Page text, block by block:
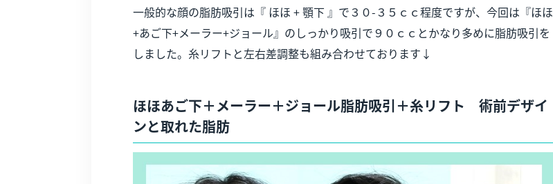
一般的な顔の脂肪吸引は『 ほほ + 顎下 』で３０-３５ｃｃ程度ですが、今回は『ほほ
+あご下+メーラー+ジョール』のしっかり吸引で９０ｃｃとかなり多めに脂肪吸引を
しました。糸リフトと左右差調整も組み合わせております↓
ほほあご下＋メーラー＋ジョール脂肪吸引＋糸リフト 術前デザイ
ンと取れた脂肪